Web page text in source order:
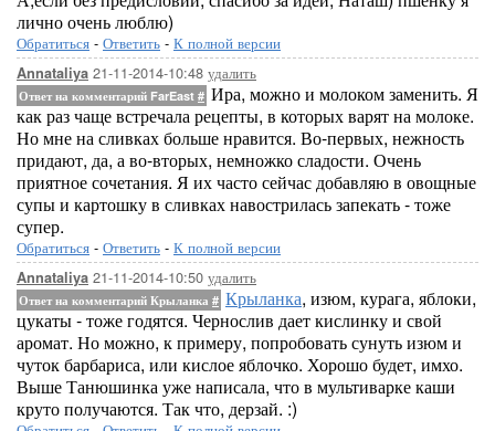
лично очень люблю)
Обратиться - Ответить - К полной версии
Annataliya 21-11-2014-10:48 удалить
Ответ на комментарий FarEast # Ира, можно и молоком заменить. Я
как раз чаще встречала рецепты, в которых варят на молоке.
Но мне на сливках больше нравится. Во-первых, нежность
придают, да, а во-вторых, немножко сладости. Очень
приятное сочетания. Я их часто сейчас добавляю в овощные
супы и картошку в сливках навострилась запекать - тоже
супер.
Обратиться - Ответить - К полной версии
Annataliya 21-11-2014-10:50 удалить
Ответ на комментарий Крыланка # Крыланка, изюм, курага, яблоки,
цукаты - тоже годятся. Чернослив дает кислинку и свой
аромат. Но можно, к примеру, попробовать сунуть изюм и
чуток барбариса, или кислое яблочко. Хорошо будет, имхо.
Выше Танюшинка уже написала, что в мультиварке каши
круто получаются. Так что, дерзай. :)